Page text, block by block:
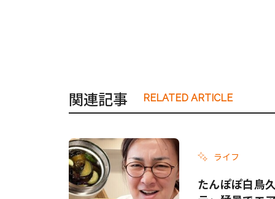
関連記事 RELATED ARTICLE
ライフ
たんぽぽ白鳥